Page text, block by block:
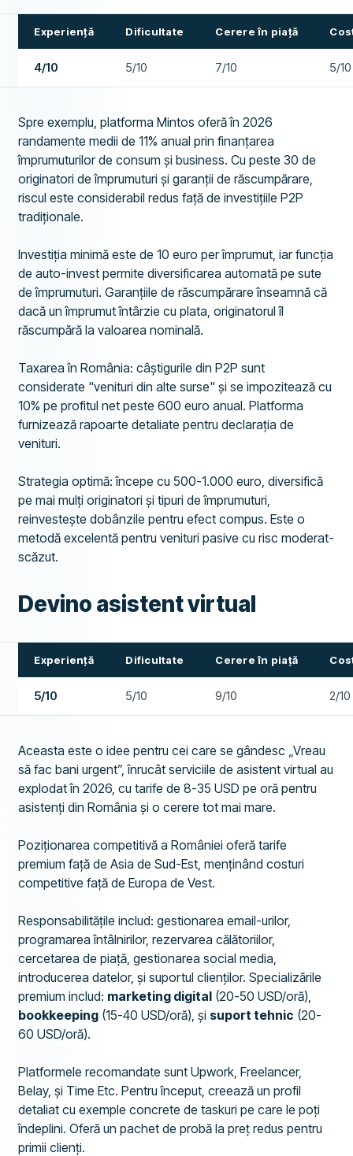
Experiență Dificultate Cerere în piață
4/10 5/10 7/10 5/10
Spre exemplu, platforma Mintos oferă în 2026
randamente medii de 11% anual prin finanțarea
împrumuturilor de consum și business. Cu peste 30 de
originatori de împrumuturi și garanții de răscumpărare,
riscul este considerabil redus față de investițiile P2P
tradiționale.
Investiția minimă este de 10 euro per împrumut, iar funcția
de auto-invest permite diversificarea automată pe sute
de împrumuturi. Garanțiile de răscumpărare înseamnă că
dacă un împrumut întârzie cu plata, originatorul îl
răscumpără la valoarea nominală.
Taxarea în România: câștigurile din P2P sunt
considerate "venituri din alte surse" și se impozitează cu
10% pe profitul net peste 600 euro anual. Platforma
furnizează rapoarte detaliate pentru declarația de
venituri.
Strategia optimă: începe cu 500-1.000 euro, diversifică
pe mai mulți originatori și tipuri de împrumuturi,
reinvestește dobânzile pentru efect compus. Este o
metodă excelentă pentru venituri pasive cu risc moderat-
scăzut.
Devino asistent virtual
Experiență Dificultate Cerere în piață
5/10 5/10 9/10 2/10
Aceasta este o idee pentru cei care se gândesc „Vreau
să fac bani urgent”, înrucât serviciile de asistent virtual au
explodat în 2026, cu tarife de 8-35 USD pe oră pentru
asistenți din România și o cerere tot mai mare.
Poziționarea competitivă a României oferă tarife
premium față de Asia de Sud-Est, menținând costuri
competitive față de Europa de Vest.
Responsabilitățile includ: gestionarea email-urilor,
programarea întâlnirilor, rezervarea călătoriilor,
cercetarea de piață, gestionarea social media,
introducerea datelor, și suportul clienților. Specializările
premium includ: marketing digital (20-50 USD/oră),
bookkeeping (15-40 USD/oră), și suport tehnic (20-
60 USD/oră).
Platformele recomandate sunt Upwork, Freelancer,
Belay, și Time Etc. Pentru început, creează un profil
detaliat cu exemple concrete de taskuri pe care le poți
îndeplini. Oferă un pachet de probă la preț redus pentru
primii clienți.